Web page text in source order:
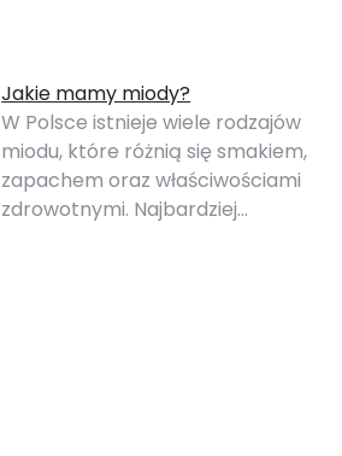
Jakie mamy miody?
W Polsce istnieje wiele rodzajów
miodu, które różnią się smakiem,
zapachem oraz właściwościami
zdrowotnymi. Najbardziej…